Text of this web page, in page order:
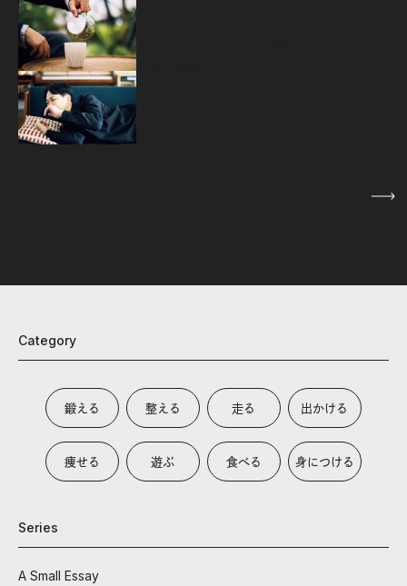
Category
鍛える 整える 走る 出かける
痩せる 遊ぶ 食べる 身につける
Series
A Small Essay